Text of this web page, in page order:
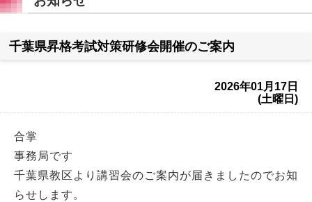
千葉県昇格考試対策研修会開催のご案内
2026年01月17日
(土曜日)
合掌
事務局です
千葉県教区より講習会のご案内が届きましたのでお知
らせします。